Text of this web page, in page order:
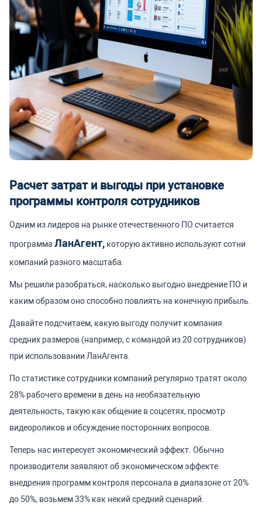
Расчет затрат и выгоды при установке
программы контроля сотрудников
Одним из лидеров на рынке отечественного ПО считается
программа ЛанАгент, которую активно используют сотни
компаний разного масштаба.
Мы решили разобраться, насколько выгодно внедрение ПО и
каким образом оно способно повлиять на конечную прибыль.
Давайте подсчитаем, какую выгоду получит компания
средних размеров (например, с командой из 20 сотрудников)
при использовании ЛанАгента.
По статистике сотрудники компаний регулярно тратят около
28% рабочего времени в день на необязательную
деятельность, такую как общение в соцсетях, просмотр
видеороликов и обсуждение посторонних вопросов.
Теперь нас интересует экономический эффект. Обычно
производители заявляют об экономическом эффекте
внедрения программ контроля персонала в диапазоне от 20%
до 50%, возьмем 33% как некий средний сценарий.